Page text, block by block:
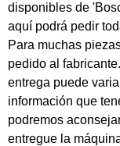
disponibles de
aquí podrá pedir
Para muchas
pedido al
entrega puede
información que
podremos
entregue la